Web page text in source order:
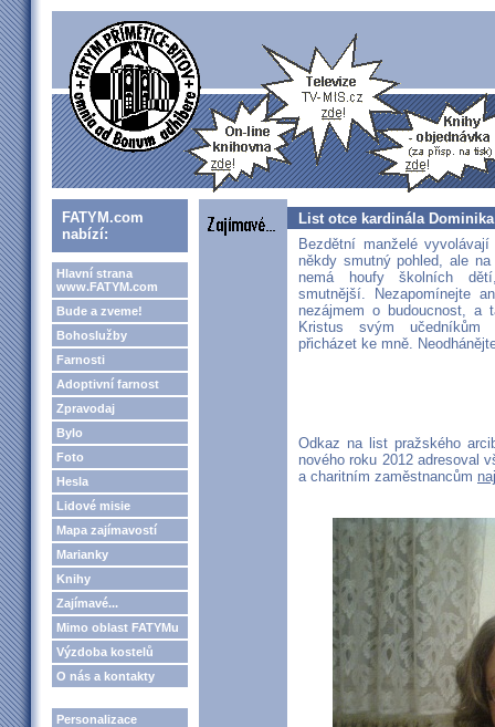
FATYM.com
nabízí:
Hlavní strana
www.FATYM.com
Bude a zveme!
Bohoslužby
Farnosti
Adoptivní farnost
Zpravodaj
Bylo
Foto
Hesla
Lidové misie
Mapa zajímavostí
Marianky
Knihy
Zajímavé...
Mimo oblast FATYMu
Výzdoba kostelů
O nás a kontakty
Personalizace
List otce kardinála
Bezdětní manželé
někdy smutný pohled, ale
nemá houfy školních
smutnější. Nezapomínejte
nezájmem o budoucnost, a
Kristus svým učedníkům
přicházet ke mně.
Odkaz na list pražského
nového roku 2012 adresoval
a charitním zaměstnancům